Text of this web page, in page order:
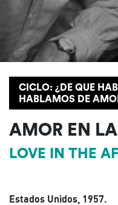
CICLO: ¿DE QUE
HABLAMOS DE
AMOR EN
LOVE IN THE
Estados Unidos, 1957.